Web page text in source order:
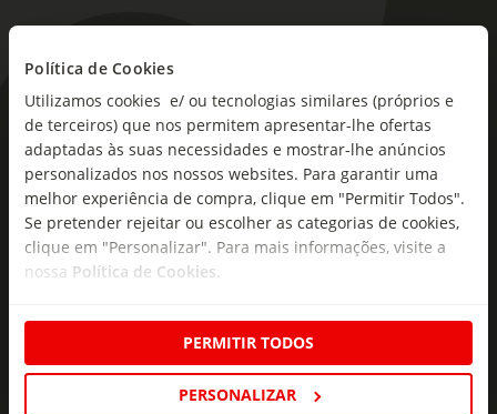
Política de Cookies
Utilizamos cookies e/ ou tecnologias similares (próprios e
de terceiros) que nos permitem apresentar-lhe ofertas
adaptadas às suas necessidades e mostrar-lhe anúncios
personalizados nos nossos websites. Para garantir uma
melhor experiência de compra, clique em "Permitir Todos".
Se pretender rejeitar ou escolher as categorias de cookies,
clique em "Personalizar". Para mais informações, visite a
nossa Política de Cookies.
PERMITIR TODOS
PERSONALIZAR
As novidades mais frescas no
seu e-mail!
Subscreva e descubra campanhas exclusivas,
ofertas e novidades para si.
Insira o seu e-